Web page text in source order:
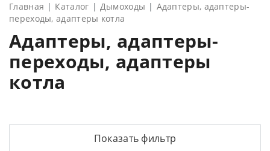
Главная Каталог Дымоходы
Адаптеры, адаптеры-
переходы, адаптеры котла
Адаптеры, адаптеры-
переходы, адаптеры
котла
Показать фильтр